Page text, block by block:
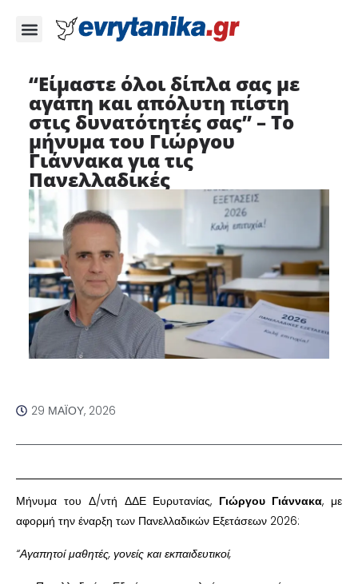
“Είμαστε όλοι δίπλα σας με
αγάπη και απόλυτη πίστη
στις δυνατότητές σας” – Το
μήνυμα του Γιώργου
Γιάννακα για τις
Πανελλαδικές
29 ΜΑΪ́ΟΥ, 2026
Μήνυμα του Δ/ντή ΔΔΕ Ευρυτανίας, Γιώργου Γιάννακα, με
αφορμή την έναρξη των Πανελλαδικών Εξετάσεων 2026:
“Αγαπητοί μαθητές, γονείς και εκπαιδευτικοί,